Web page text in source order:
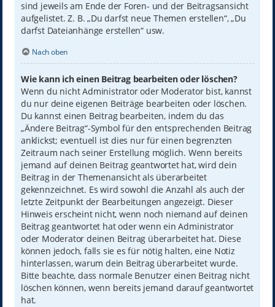
sind jeweils am Ende der Foren- und der Beitragsansicht
aufgelistet. Z. B. „Du darfst neue Themen erstellen“, „Du
darfst Dateianhänge erstellen“ usw.
Nach oben
Wie kann ich einen Beitrag bearbeiten oder löschen?
Wenn du nicht Administrator oder Moderator bist, kannst
du nur deine eigenen Beiträge bearbeiten oder löschen.
Du kannst einen Beitrag bearbeiten, indem du das
„Ändere Beitrag“-Symbol für den entsprechenden Beitrag
anklickst; eventuell ist dies nur für einen begrenzten
Zeitraum nach seiner Erstellung möglich. Wenn bereits
jemand auf deinen Beitrag geantwortet hat, wird dein
Beitrag in der Themenansicht als überarbeitet
gekennzeichnet. Es wird sowohl die Anzahl als auch der
letzte Zeitpunkt der Bearbeitungen angezeigt. Dieser
Hinweis erscheint nicht, wenn noch niemand auf deinen
Beitrag geantwortet hat oder wenn ein Administrator
oder Moderator deinen Beitrag überarbeitet hat. Diese
können jedoch, falls sie es für nötig halten, eine Notiz
hinterlassen, warum dein Beitrag überarbeitet wurde.
Bitte beachte, dass normale Benutzer einen Beitrag nicht
löschen können, wenn bereits jemand darauf geantwortet
hat.